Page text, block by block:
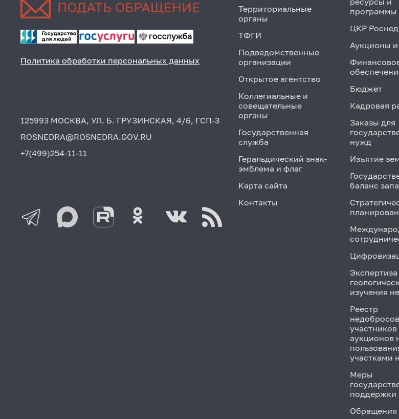
Политика обработки персональных данных
125993 МОСКВА, УЛ. Б. ГРУЗИНСКАЯ, 4/6, ГСП-3
ROSNEDRA@ROSNEDRA.GOV.RU
+7(499)254-11-11
Территориальные
органы
ТФГИ
Подведомственные
организации
Открытое агентство
Коллегиальные и
совещательные
органы
Государственная
служба
Геральдический знак-
эмблема и флаг
Карта сайта
Контакты
программы
ЦКР
Аукционы
Бюджет
Кадровая
Заказы для
нужд
Изъятие
баланс
изучения
Реестр
участников
аукционов
участками
Меры
поддержки
Обращения